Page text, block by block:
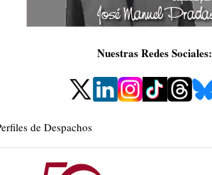
Nuestras Redes Sociales:
de Despachos